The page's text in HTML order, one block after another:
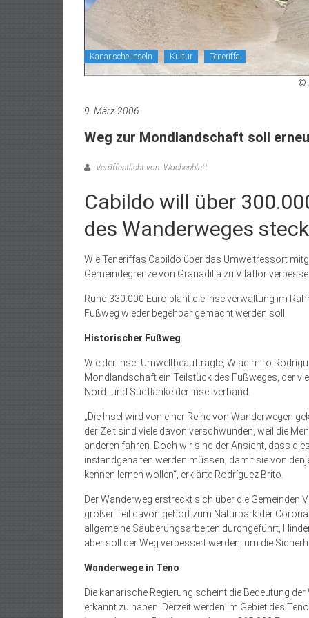
Kanarische Inseln Kultur Teneriffa
©
9. März 2006
Weg zur Mondlandschaft soll
Veröffentlicht von: Wochenblatt
Cabildo will über
des Wanderweges
Wie Teneriffas Cabildo über das Umweltressort
Gemeindegrenze von Granadilla zu Vilaflor
Rund 330.000 Euro plant die Inselverwaltung im
Fußweg wieder begehbar gemacht werden soll.
Historischer Fußweg
Wie der Insel-Umweltbeauftragte, Wladimiro
Mondlandschaft ein Teilstück des Fußweges, der
Nord- und Südflanke der Insel verband.
„Die Insel wird von einer Reihe von Wanderwegen
der Zeit sind viele davon verschwunden, weil die
anderen fahren. Doch wir sind der Ansicht, dass
instandgehalten werden müssen, damit sie von
kennen lernen wollen“, erklärte Rodríguez Brito.
Der Wanderweg erstreckt sich über die Gemeinden
großer Teil davon gehört zum Naturpark der
allgemeine Säuberungsarbeiten durchgeführt,
aber soll der Weg verbessert werden, um die
Wanderwege in Teno
Die kanarische Regierung scheint die Bedeutung
erkannt zu haben. Derzeit werden im Gebiet des